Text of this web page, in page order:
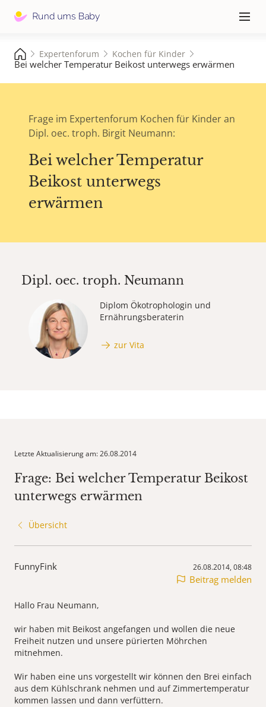
≡
Expertenforum Kochen für Kinder
Bei welcher Temperatur Beikost unterwegs erwärmen
Frage im Expertenforum Kochen für Kinder an
Dipl. oec. troph. Birgit Neumann:
Bei welcher Temperatur
Beikost unterwegs
erwärmen
Dipl. oec. troph. Neumann
Diplom Ökotrophologin und
Ernährungsberaterin
zur Vita
Letzte Aktualisierung am: 26.08.2014
Frage: Bei welcher Temperatur Beikost
unterwegs erwärmen
Übersicht
FunnyFink 26.08.2014, 08:48
Beitrag melden
Hallo Frau Neumann,
wir haben mit Beikost angefangen und wollen die neue
Freiheit nutzen und unsere pürierten Möhrchen
mitnehmen.
Wir haben eine uns vorgestellt wir können den Brei einfach
aus dem Kühlschrank nehmen und auf Zimmertemperatur
kommen lassen und dann verfüttern.